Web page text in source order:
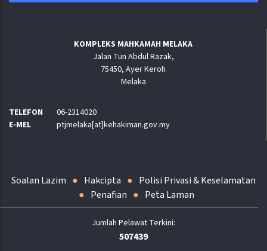
KOMPLEKS MAHKAMAH MELAKA
Jalan Tun Abdul Razak,
75450, Ayer Keroh
Melaka
TELEFON
06-2314020
E-MEL
ptjmelaka[at]kehakiman.gov.my
Soalan Lazim Hakcipta
Polisi Privasi & Keselamatan
Penafian
Peta Laman
507439